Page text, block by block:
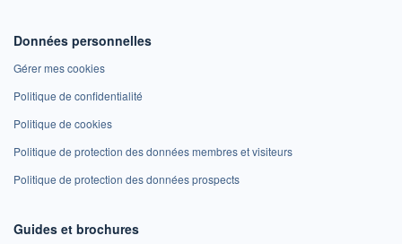
Données personnelles
Gérer mes cookies
Politique de confidentialité
Politique de cookies
Politique de protection des données membres et visiteurs
Politique de protection des données prospects
Guides et brochures